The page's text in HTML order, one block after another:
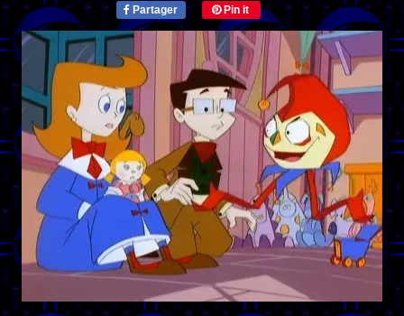
Partager Pin it